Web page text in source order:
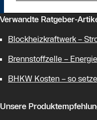
Verwandte Ratgeber-
Blockheizkraftwerk –
Brennstoffzelle –
BHKW Kosten – so
Unsere